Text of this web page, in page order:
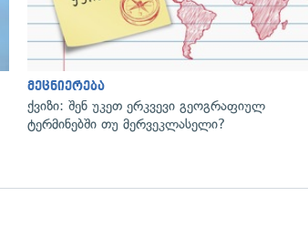
მეცნიერება
ქვიზი: შენ უკეთ ერკვევი გეოგრაფიულ
ტერმინებში თუ მერვეკლასელი?